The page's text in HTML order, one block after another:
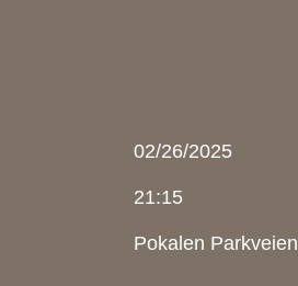
02/26/2025
21:15
Pokalen Parkveien